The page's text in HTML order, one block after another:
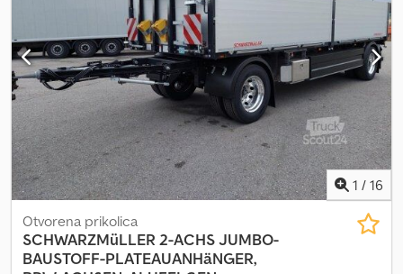
Utovarna površina cca. D: 3,40 m Š: 1,80 m V: 1,90 m | Pridržavamo
pravo na greške, tipografske greške i prethodnu prodaju Dodjx H
Axcjpfx Aggeck
1 / 16
Otvorena prikolica
SCHWARZMüLLER 2-ACHS JUMBO-
BAUSTOFF-PLATEAUANHäNGER,